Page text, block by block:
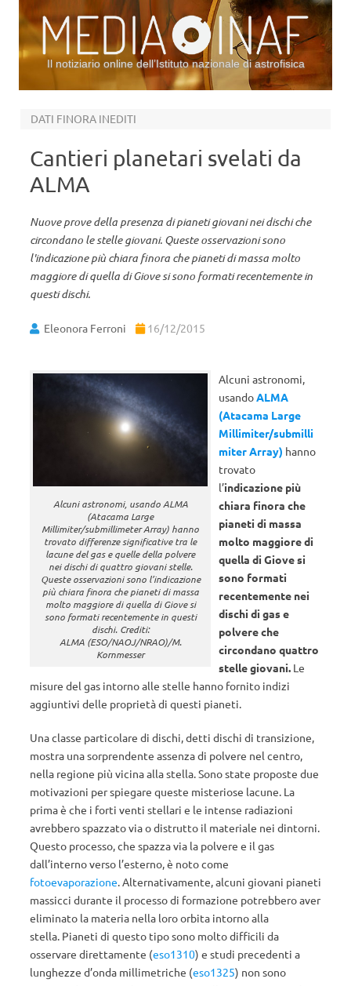
Il notiziario online dell’Istituto nazionale di astrofisica
DATI FINORA INEDITI
Cantieri planetari svelati da
ALMA
Nuove prove della presenza di pianeti giovani nei dischi che
circondano le stelle giovani. Queste osservazioni sono
l'indicazione più chiara finora che pianeti di massa molto
maggiore di quella di Giove si sono formati recentemente in
questi dischi.
Eleonora Ferroni 16/12/2015
Alcuni astronomi, usando ALMA
(Atacama Large
Millimiter/submillimeter Array) hanno
trovato differenze significative tra le
lacune del gas e quelle della polvere
nei dischi di quattro giovani stelle.
Queste osservazioni sono l’indicazione
più chiara finora che pianeti di massa
molto maggiore di quella di Giove si
sono formati recentemente in questi
dischi. Crediti:
ALMA (ESO/NAOJ/NRAO)/M.
Kornmesser
Alcuni astronomi,
usandoALMA
(Atacama Large
Millimiter/submilli
miter Array) hanno
trovato
l’indicazione più
chiara finora che
pianeti di massa
molto maggiore di
quella di Giove si
sono formati
recentemente nei
dischi di gas e
polvere che
circondano quattro
stelle giovani. Le
misure del gas intorno alle stelle hanno fornito indizi
aggiuntivi delle proprietà di questi pianeti.
Una classe particolare di dischi, detti dischi di transizione,
mostra una sorprendente assenza di polvere nel centro,
nella regione più vicina alla stella. Sono state proposte due
motivazioni per spiegare queste misteriose lacune. La
prima è che i forti venti stellari e le intense radiazioni
avrebbero spazzato via o distrutto il materiale nei dintorni.
Questo processo, che spazza via la polvere e il gas
dall’interno verso l’esterno, è noto come
fotoevaporazione. Alternativamente, alcuni giovani pianeti
massicci durante il processo di formazione potrebbero aver
eliminato la materia nella loro orbita intorno alla
stella. Pianeti di questo tipo sono molto difficili da
osservare direttamente (eso1310) e studi precedenti a
lunghezze d’onda millimetriche (eso1325) non sono